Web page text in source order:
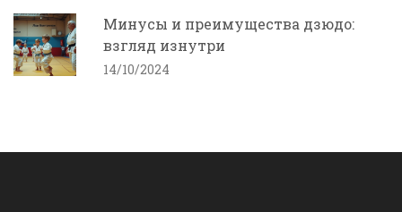
Минусы и преимущества дзюдо:
взгляд изнутри
14/10/2024